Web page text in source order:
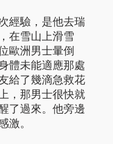
經驗，是他去瑞
在雪山上滑雪
歐洲男士暈倒
體未能適應那處
給了幾滴急救花
，那男士很快就
了過來。他旁邊
激。